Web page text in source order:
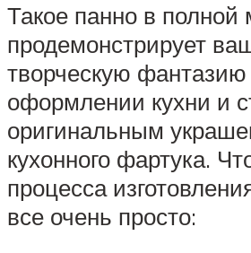
Такое панно в полной
продемонстрирует
творческую фантазию
оформлении кухни и
оригинальным
кухонного фартука.
процесса
все очень просто: